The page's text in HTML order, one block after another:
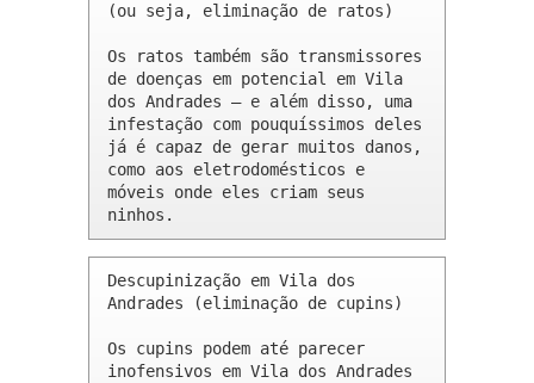
(ou seja, eliminação de ratos)
Os ratos também são transmissores
de doenças em potencial em Vila
dos Andrades – e além disso, uma
infestação com pouquíssimos deles
já é capaz de gerar muitos danos,
como aos eletrodomésticos e
móveis onde eles criam seus
ninhos.
Descupinização em Vila dos
Andrades (eliminação de cupins)
Os cupins podem até parecer
inofensivos em Vila dos Andrades